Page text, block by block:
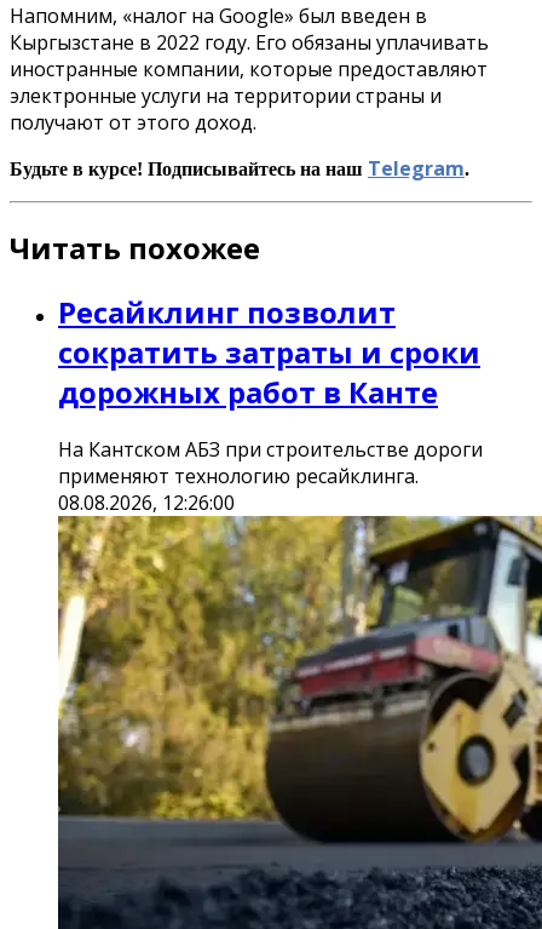
Напомним, «налог на Google» был введен в
Кыргызстане в 2022 году. Его обязаны уплачивать
иностранные компании, которые предоставляют
электронные услуги на территории страны и
получают от этого доход.
Будьте в курсе! Подписывайтесь на наш Telegram.
Читать похожее
Ресайклинг позволит
сократить затраты и сроки
дорожных работ в Канте
На Кантском АБЗ при строительстве дороги
применяют технологию ресайклинга.
08.08.2026, 12:26:00